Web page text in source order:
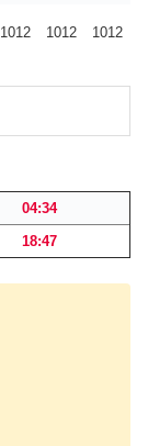
1012 1012 1012
04:34
18:47